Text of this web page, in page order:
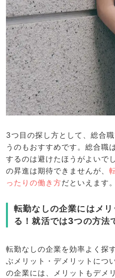
3つ目の探し方として、総合
うのもおすすめです。総合職
するのは避けたほうがよいで
の昇進は期待できませんが、
ったりの働き方だといえます。
転勤なしの企業にはメ
る！就活では3つの方法
転勤なしの企業を効率よく探
ぶメリット・デメリットにつ
の企業には、メリットもデメ